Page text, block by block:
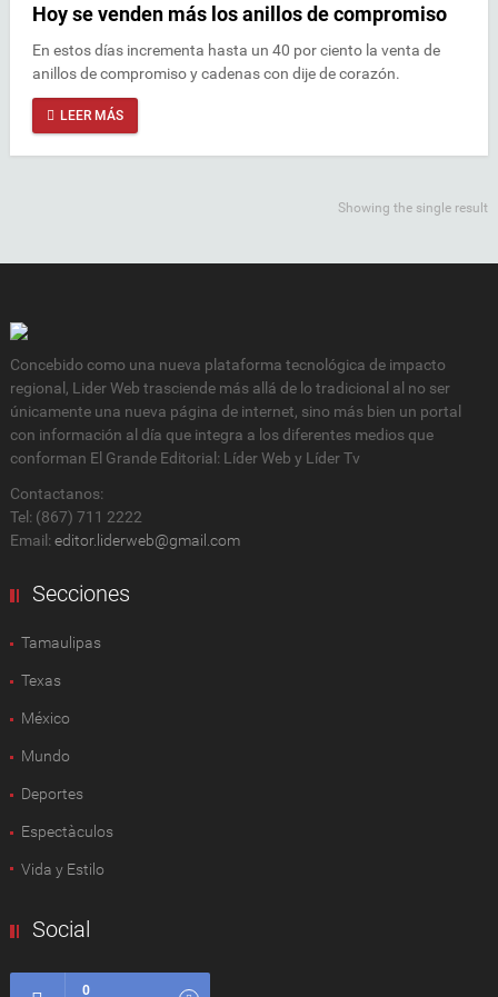
Hoy se venden más los anillos de compromiso
En estos días incrementa hasta un 40 por ciento la venta de
anillos de compromiso y cadenas con dije de corazón.
LEER MÁS
Showing the single result
Concebido como una nueva plataforma tecnológica de impacto
regional, Lider Web trasciende más allá de lo tradicional al no ser
únicamente una nueva página de internet, sino más bien un portal
con información al día que integra a los diferentes medios que
conforman El Grande Editorial: Líder Web y Líder Tv
Contactanos:
Tel: (867) 711 2222
Email: editor.liderweb@gmail.com
Secciones
Tamaulipas
Texas
México
Mundo
Deportes
Espectàculos
Vida y Estilo
Social
0